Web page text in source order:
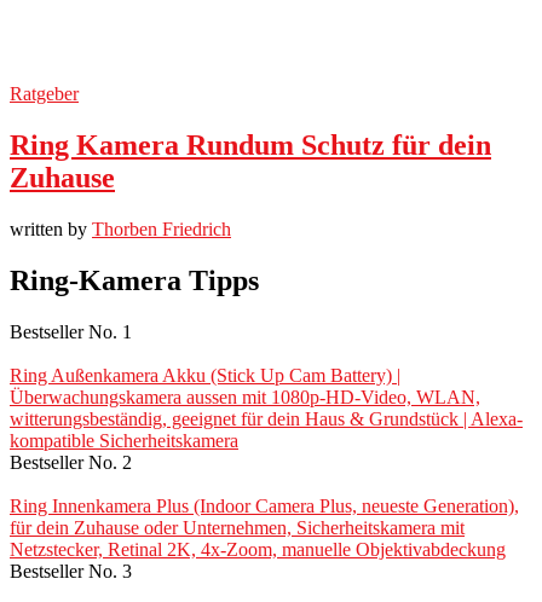
Ratgeber
Ring Kamera Rundum Schutz für dein
Zuhause
written by Thorben Friedrich
Ring-Kamera Tipps
Bestseller No. 1
Ring Außenkamera Akku (Stick Up Cam Battery) |
Überwachungskamera aussen mit 1080p-HD-Video, WLAN,
witterungsbeständig, geeignet für dein Haus & Grundstück | Alexa-
kompatible Sicherheitskamera
Bestseller No. 2
Ring Innenkamera Plus (Indoor Camera Plus, neueste Generation),
für dein Zuhause oder Unternehmen, Sicherheitskamera mit
Netzstecker, Retinal 2K, 4x-Zoom, manuelle Objektivabdeckung
Bestseller No. 3